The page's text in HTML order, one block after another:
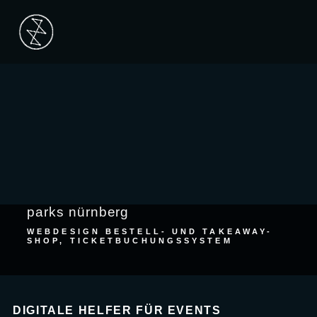
parks nürnberg
WEBDESIGN BESTELL- UND TAKEAWAY-
SHOP, TICKETBUCHUNGSSYSTEM
DIGITALE HELFER FÜR EVENTS